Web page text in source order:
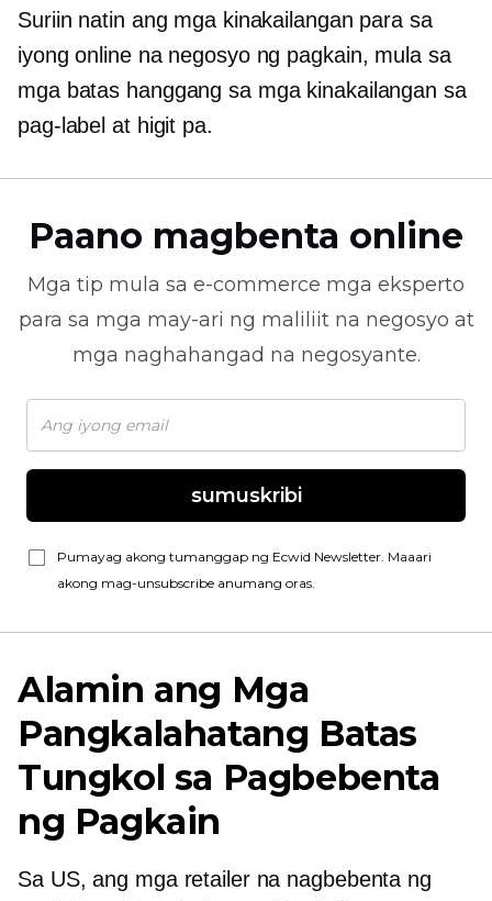
Suriin natin ang mga kinakailangan para sa
iyong online na negosyo ng pagkain, mula sa
mga batas hanggang sa mga kinakailangan sa
pag-label at higit pa.
Paano magbenta online
Mga tip mula sa e-commerce mga eksperto
para sa mga may-ari ng maliliit na negosyo at
mga naghahangad na negosyante.
sumuskribi
Pumayag akong tumanggap ng Ecwid Newsletter. Maaari
akong mag-unsubscribe anumang oras.
Alamin ang Mga
Pangkalahatang Batas
Tungkol sa Pagbebenta
ng Pagkain
Sa US, ang mga retailer na nagbebenta ng